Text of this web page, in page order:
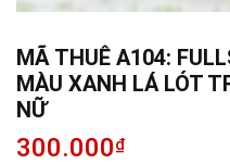
MÃ THUÊ A104:
MÀU XANH LÁ LÓT
NỮ
300.000₫